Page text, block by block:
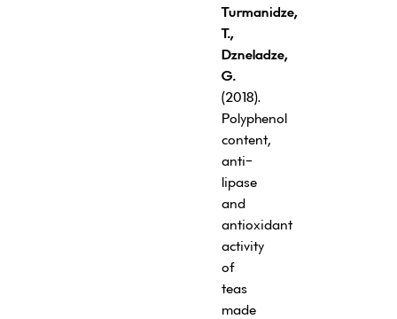
Turmanidze,
T.,
Dzneladze,
G.
(2018).
Polyphenol
content,
anti-
lipase
and
antioxidant
activity
of
teas
made